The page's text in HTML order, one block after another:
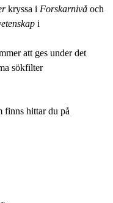
kryssa i Forskarnivå och
i
att ges under det
sökfilter
finns hittar du på